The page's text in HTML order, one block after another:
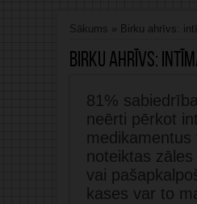
Sākums » Birku ahrīvs:
Birku ahrīvs:
81%
neērti pērkot
medikamentus
noteiktas
vai
kases var to